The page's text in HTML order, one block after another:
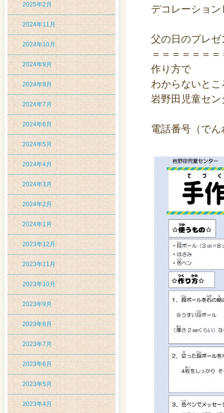
2025年2月
2024年11月
2024年10月
2024年9月
2024年8月
2024年7月
2024年6月
2024年5月
2024年4月
2024年3月
2024年2月
2024年1月
2023年12月
2023年11月
2023年10月
2023年9月
2023年8月
2023年7月
2023年6月
2023年5月
2023年4月
デコレーショ
父の日のプレ
＝＝＝＝＝＝
作り方で
わからないと
岩野田児童セ
電話番号（で